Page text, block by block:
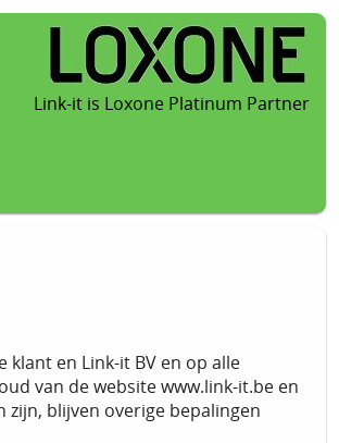
Link-it is Loxone Platinum Partner
en Link-it BV en op alle
van de website www.link-it.be en
zijn, blijven overige bepalingen